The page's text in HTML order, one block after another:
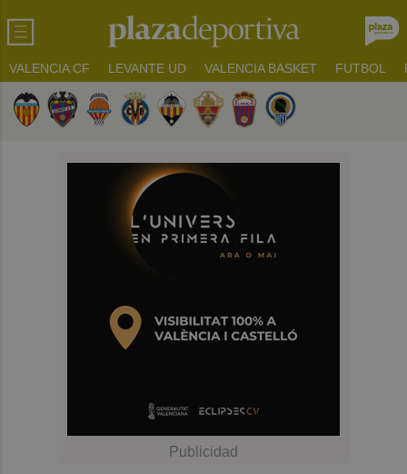
VALENCIA CF LEVANTE UD VALENCIA BASKET FUTBOL